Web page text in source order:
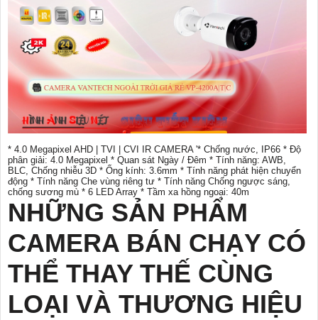
* 4.0 Megapixel AHD | TVI | CVI IR CAMERA '* Chống nước, IP66 * Độ
phân giải: 4.0 Megapixel * Quan sát Ngày / Đêm * Tính năng: AWB,
BLC, Chống nhiễu 3D * Ống kính: 3.6mm * Tính năng phát hiện chuyển
động * Tính năng Che vùng riêng tư * Tính năng Chống ngược sáng,
chống sương mù * 6 LED Array * Tầm xa hồng ngoại: 40m
NHỮNG SẢN PHẨM
CAMERA BÁN CHẠY CÓ
THỂ THAY THẾ CÙNG
LOẠI VÀ THƯƠNG HIỆU